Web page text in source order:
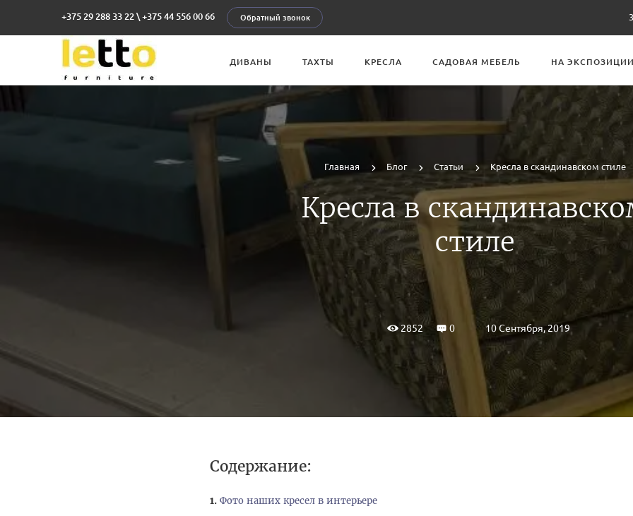
+375 29 288 33 22 \ +375 44 556 00 66 Обратный звонок
ДИВАНЫ ТАХТЫ КРЕСЛА САДОВАЯ МЕБЕЛЬ НА
Главная Блог Статьи Кресла в скандинавском стиле
Кресла в
стиле
2852 0 10 Сентября, 2019
Содержание:
Фото наших кресел в интерьере